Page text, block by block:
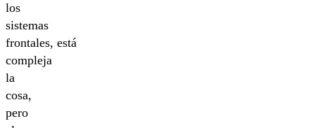
los
sistemas
frontales, está
compleja
la
cosa,
pero